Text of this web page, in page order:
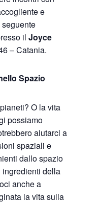
e
il Joyce
– Catania.
Spazio
O la vita
possiamo
aiutarci a
spaziali e
dallo spazio
ingredienti della
anche a
la vita sulla